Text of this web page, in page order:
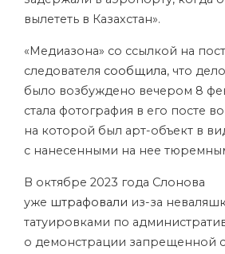
вылететь в Казахстан».
«Медиазона» со ссылкой на
следователя сообщила, что
было возбуждено вечером 8
стала фотография в его посте
на которой был арт-объект в
с нанесенными на нее
В октябре 2023 года Слонова
уже штрафовали из-за
татуировками по
о демонстрации запрещенной